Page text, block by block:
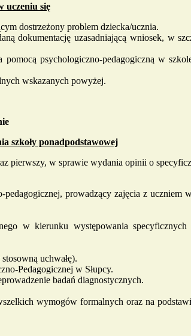
uczeniu się
dostrzeżony problem dziecka/ucznia.
dokumentację uzasadniającą wniosek, w
psychologiczno-pedagogiczną w
wskazanych powyżej.
szkoły ponadpodstawowej
pierwszy, w sprawie wydania opinii o
prowadzący zajęcia z
w kierunku występowania
uchwałę).
Pedagogicznej w Słupcy.
badań diagnostycznych.
wymogów formalnych oraz na